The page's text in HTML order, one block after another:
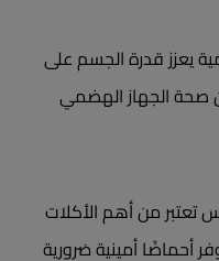
يعزز قدرة الجسم على
صحة الجهاز الهضمي
تعتبر من أهم الأكلات
أحماضًا أمينية ضرورية